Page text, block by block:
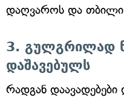
დაღვაროს და თბილი
3. გულგრილად
დაშავებულს
რადგან დაავადებები